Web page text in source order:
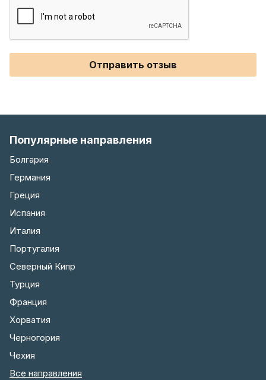
Отправить отзыв
Популярные направления
Болгария
Германия
Греция
Испания
Италия
Португалия
Северный Кипр
Турция
Франция
Хорватия
Черногория
Чехия
Все направления